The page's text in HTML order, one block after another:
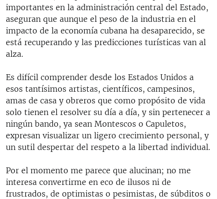
importantes en la administración central del Estado,
aseguran que aunque el peso de la industria en el
impacto de la economía cubana ha desaparecido, se
está recuperando y las predicciones turísticas van al
alza.
Es difícil comprender desde los Estados Unidos a
esos tantísimos artistas, científicos, campesinos,
amas de casa y obreros que como propósito de vida
solo tienen el resolver su día a día, y sin pertenecer a
ningún bando, ya sean Montescos o Capuletos,
expresan visualizar un ligero crecimiento personal, y
un sutil despertar del respeto a la libertad individual.
Por el momento me parece que alucinan; no me
interesa convertirme en eco de ilusos ni de
frustrados, de optimistas o pesimistas, de súbditos o